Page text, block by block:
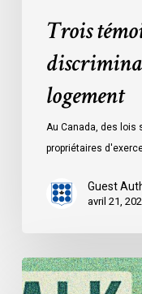
Trois
logement
Au Canada, des lois
propriétaires
Guest
avril 21,
Trois
témoignages